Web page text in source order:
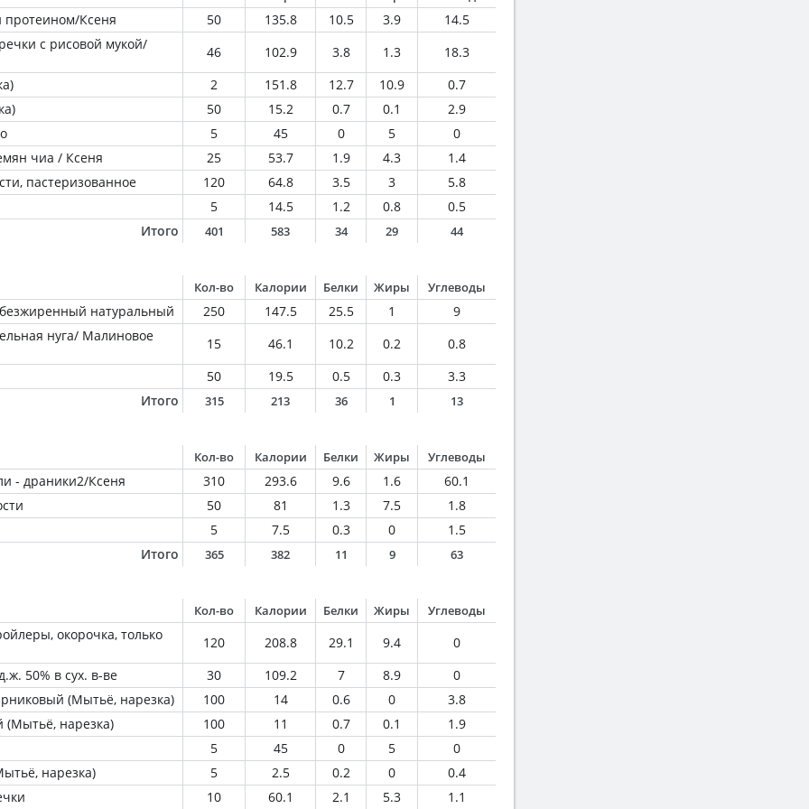
протеином/Ксеня 50 135.8 10.5 3.9
14.5
с рисовой мукой/
46 102.9 3.8 1.3
18.3
2 151.8 12.7 10.9
0.7
50 15.2 0.7 0.1
2.9
5 45 0 5
0
чиа / Ксеня
25 53.7 1.9 4.3
1.4
пастеризованное
120 64.8 3.5 3
5.8
5
14.5 1.2 0.8
0.5
Итого
401 583 34 29 44
Кол-во Калории Белки Жиры Углеводы
натуральный 250 147.5 25.5 1
9
нуга/ Малиновое
15 46.1 10.2 0.2
0.8
50
19.5 0.5 0.3
3.3
Итого
315 213 36 1 13
Кол-во Калории Белки Жиры Углеводы
- драники2/Ксеня 310 293.6 9.6 1.6
60.1
50 81 1.3 7.5
1.8
5
7.5 0.3 0
1.5
Итого
365 382 11 9 63
Кол-во Калории Белки Жиры Углеводы
окорочка, только 120 208.8 29.1 9.4
0
50% в сух. в-ве
30 109.2 7 8.9
0
(Мытьё, нарезка)
100 14 0.6 0
3.8
(Мытьё, нарезка)
100 11 0.7 0.1
1.9
5
45 0 5
0
нарезка)
5 2.5 0.2 0
0.4
10 60.1 2.1 5.3 1.1